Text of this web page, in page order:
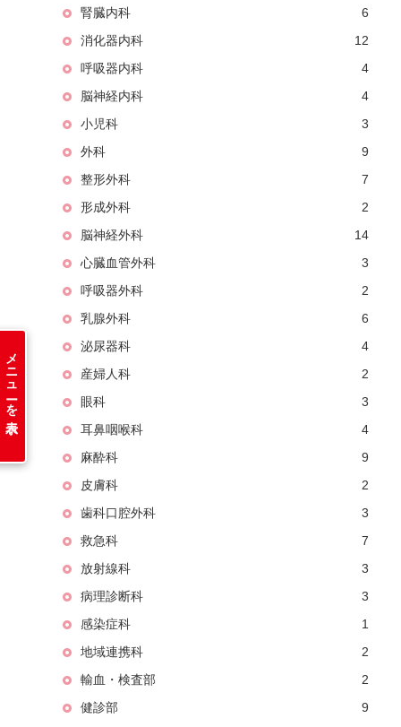
メニューを表示
腎臓内科
6
消化器内科
12
呼吸器内科
4
脳神経内科
4
小児科
3
外科
9
整形外科
7
形成外科
2
脳神経外科
14
心臓血管外科
3
呼吸器外科
2
乳腺外科
6
泌尿器科
4
産婦人科
2
眼科
3
耳鼻咽喉科
4
麻酔科
9
皮膚科
2
歯科口腔外科
3
救急科
7
放射線科
3
病理診断科
3
感染症科
1
地域連携科
2
輸血・検査部
2
健診部
9